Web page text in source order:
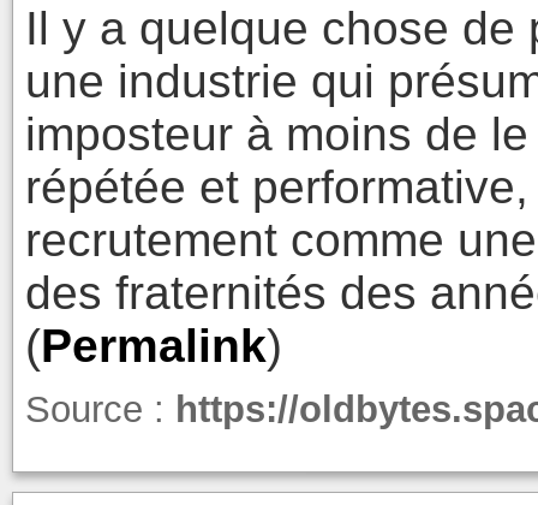
Il y a quelque chose de
une industrie qui
imposteur à moins de
répétée et
recrutement comme
des fraternités des
(Permalink)
Source : https://